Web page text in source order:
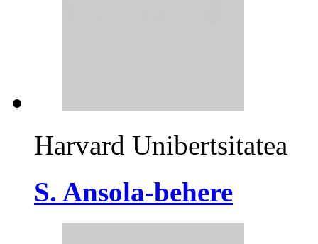
Harvard Unibertsitatea
S. Ansola-behere